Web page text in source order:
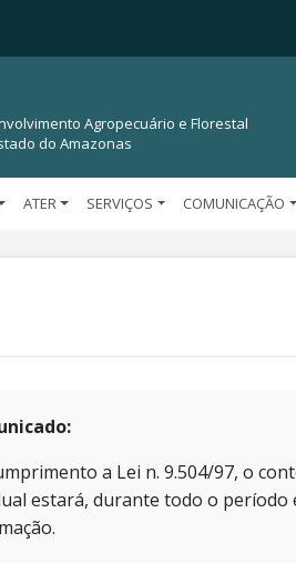
Agropecuário e Florestal
do Amazonas
ATER SERVIÇOS COMUNICAÇÃO
a Lei n. 9.504/97, o
estará, durante todo o período